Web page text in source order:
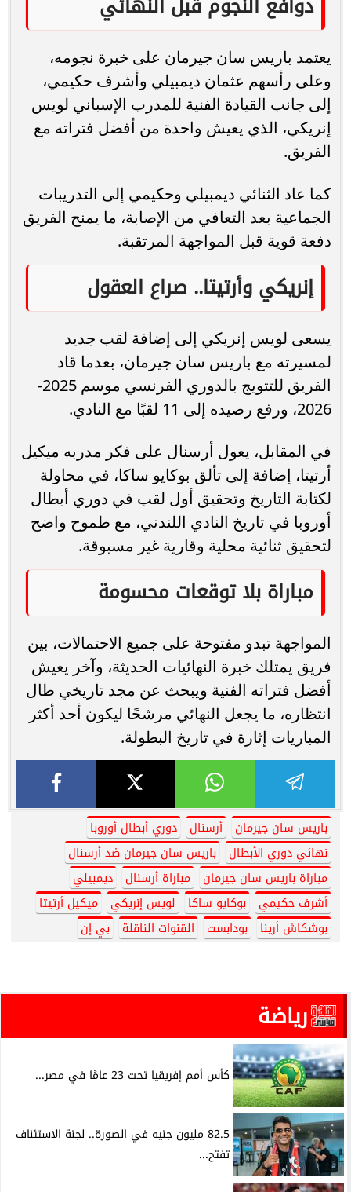
يعتمد باريس سان جيرمان على خبرة نجومه،
وعلى رأسهم عثمان ديمبيلي وأشرف حكيمي،
إلى جانب القيادة الفنية للمدرب الإسباني لويس
إنريكي، الذي يعيش واحدة من أفضل فتراته مع
الفريق.
كما عاد الثنائي ديمبيلي وحكيمي إلى التدريبات
الجماعية بعد التعافي من الإصابة، ما يمنح الفريق
دفعة قوية قبل المواجهة المرتقبة.
إنريكي وأرتيتا.. صراع العقول
يسعى لويس إنريكي إلى إضافة لقب جديد
لمسيرته مع باريس سان جيرمان، بعدما قاد
الفريق للتتويج بالدوري الفرنسي موسم 2025-
2026، ورفع رصيده إلى 11 لقبًا مع النادي.
في المقابل، يعول أرسنال على فكر مدربه ميكيل
أرتيتا، إضافة إلى تألق بوكايو ساكا، في محاولة
لكتابة التاريخ وتحقيق أول لقب في دوري أبطال
أوروبا في تاريخ النادي اللندني، مع طموح واضح
لتحقيق ثنائية محلية وقارية غير مسبوقة.
مباراة بلا توقعات محسومة
المواجهة تبدو مفتوحة على جميع الاحتمالات، بين
فريق يمتلك خبرة النهائيات الحديثة، وآخر يعيش
أفضل فتراته الفنية ويبحث عن مجد تاريخي طال
انتظاره، ما يجعل النهائي مرشحًا ليكون أحد أكثر
المباريات إثارة في تاريخ البطولة.
باريس سان جيرمان أرسنال
دوري أبطال أوروبا
نهائي دوري الأبطال
باريس سان جيرمان ضد أرسنال
مباراة باريس سان جيرمان
مباراة أرسنال
ديمبيلي
أشرف حكيمي
بوكايو ساكا لويس إنريكي
ميكيل أرتيتا
بوشكاش أرينا
بودابست القنوات الناقلة بي إن
رياضة
كأس أمم إفريقيا تحت 23 عامًا في مصر...
82.5 مليون جنيه في الصورة.. لجنة الاستئناف
تفتح...